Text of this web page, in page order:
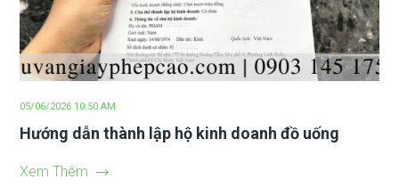
05/06/2026 10:50 AM
Hướng dẫn thành lập hộ kinh doanh đồ uống
Xem Thêm